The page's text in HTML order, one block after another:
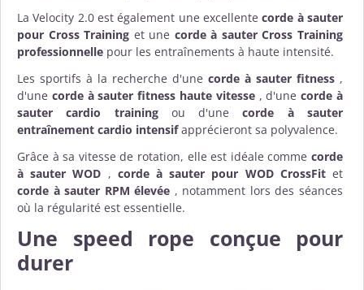
La Velocity 2.0 est également une excellentecorde à sauter
pour Cross Training et une corde à sauter Cross Training
professionnelle pour les entraînements à haute intensité.
Les sportifs à la recherche d'une corde à sauter fitness ,
d'une corde à sauter fitness haute vitesse, d'unecorde à
sauter cardio trainingou d'unecorde à sauter
entraînement cardio intensifapprécieront sa polyvalence.
Grâce à sa vitesse de rotation, elle est idéale comme corde
à sauter WOD , corde à sauter pour WOD CrossFitet
corde à sauter RPM élevée , notamment lors des séances
où la régularité est essentielle.
Une speed rope conçue pour
durer